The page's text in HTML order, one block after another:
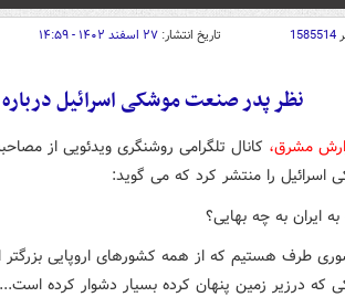
1585514 تاریخ انتشار: ۲۷ اسفند ۱۴۰۲ - ۱۴:۵۹
نظر پدر صنعت موشکی اسرائیل درباره
مشرق، کانال تلگرامی روشنگری ویدئویی از
اسرائیل را منتشر کرد که می گوید:
ایران به چه بهایی؟
طرف هستیم که از همه کشورهای اروپایی بزرگتر
که درزیر زمین پنهان کرده بسیار دشوار کرده است...